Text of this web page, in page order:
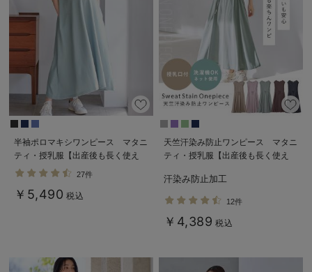
半袖ポロマキシワンピース マタニ
ティ・授乳服【出産後も長く使え
る】
27件
￥5,490 税込
天竺汗染み防止ワンピース マタニ
ティ・授乳服【出産後も長く使え
汗染み防止加工
12件
￥4,389 税込